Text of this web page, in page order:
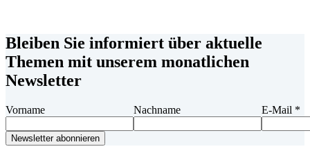
Bleiben Sie informiert über aktuelle
Themen mit unserem monatlichen
Newsletter
Vorname Nachname E-Mail *